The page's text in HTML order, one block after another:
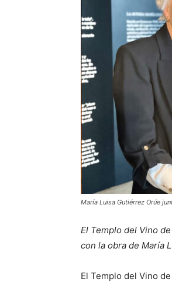
María Luisa Gutiérrez Orúe
El Templo del Vino
con la obra de María
El Templo del Vino